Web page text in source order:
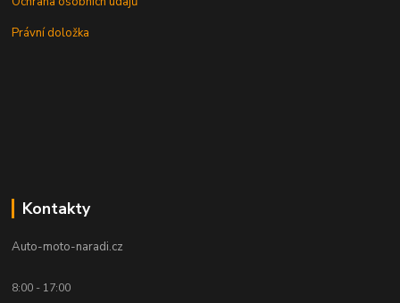
Právní doložka
Kontakty
Auto-moto-naradi.cz
8:00 - 17:00